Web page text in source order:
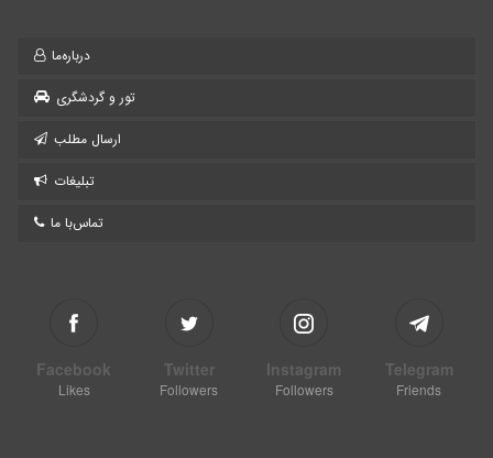
درباره‌ما
تور و گردشگری
ارسال مطلب
تبلیغات
تماس‌با ما
Facebook
Likes
Twitter
Followers
Instagram
Followers
Telegram
Friends